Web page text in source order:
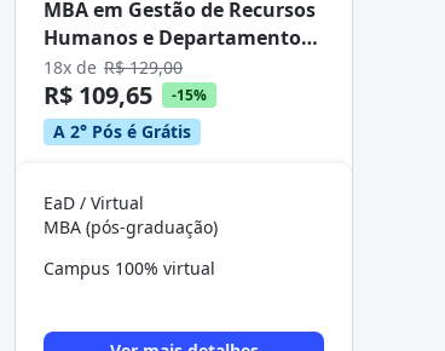
MBA em Gestão de Recursos
Humanos e Departamento
Pessoal
18x de R$ 129,00
R$ 109,65 -15%
A 2° Pós é Grátis
EaD / Virtual
MBA (pós-graduação)
Campus 100% virtual